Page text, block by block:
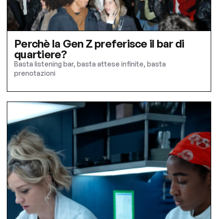
Perchè la Gen Z preferisce il bar di
quartiere?
Basta listening bar, basta attese infinite, basta
prenotazioni